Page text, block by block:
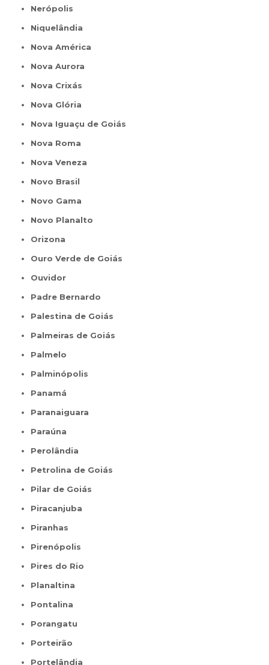
Nerópolis
Niquelândia
Nova América
Nova Aurora
Nova Crixás
Nova Glória
Nova Iguaçu de Goiás
Nova Roma
Nova Veneza
Novo Brasil
Novo Gama
Novo Planalto
Orizona
Ouro Verde de Goiás
Ouvidor
Padre Bernardo
Palestina de Goiás
Palmeiras de Goiás
Palmelo
Palminópolis
Panamá
Paranaiguara
Paraúna
Perolândia
Petrolina de Goiás
Pilar de Goiás
Piracanjuba
Piranhas
Pirenópolis
Pires do Rio
Planaltina
Pontalina
Porangatu
Porteirão
Portelândia